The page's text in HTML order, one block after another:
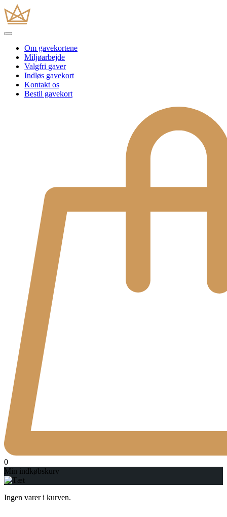
Om gavekortene
Miljøarbejde
Valgfri gaver
Indløs gavekort
Kontakt os
Bestil gavekort
0
Min indkøbskurv
Ingen varer i kurven.